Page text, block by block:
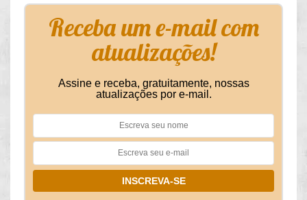
Receba um e-mail com
atualizações!
Assine e receba, gratuitamente, nossas
atualizações por e-mail.